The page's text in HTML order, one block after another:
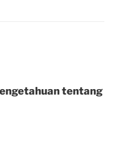
tentang